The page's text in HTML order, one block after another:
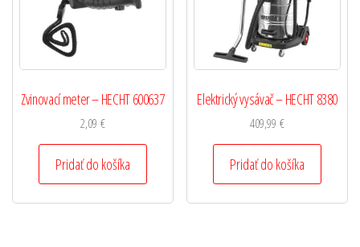
Zvinovací meter – HECHT 600637
2,09 €
Pridať do košíka
Elektrický vysávač – HECHT 8380
409,99€
Pridať do košíka